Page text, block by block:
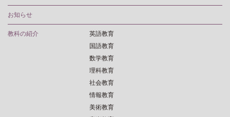
お知らせ
教科の紹介
英語教育
国語教育
数学教育
理科教育
社会教育
情報教育
美術教育